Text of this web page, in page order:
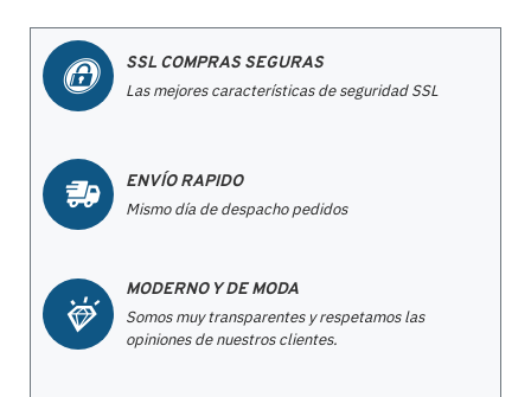
SSL COMPRAS SEGURAS
Las mejores características de seguridad SSL
ENVÍO RAPIDO
Mismo día de despacho pedidos
MODERNO Y DE MODA
Somos muy transparentes y respetamos las
opiniones de nuestros clientes.